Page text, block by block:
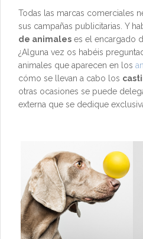
Todas las marcas comerciales
sus campañas publicitarias. Y
de animales es el encargado
¿Alguna vez os habéis
animales que aparecen en los
cómo se llevan a cabo los
otras ocasiones se puede
externa que se dedique